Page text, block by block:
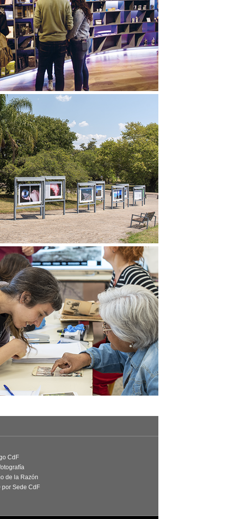
CdF
de la Razón
por Sede CdF